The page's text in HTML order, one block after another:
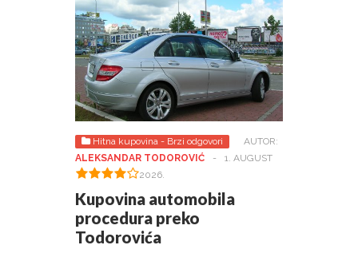
Hitna kupovina - Brzi odgovori
AUTOR:
ALEKSANDAR TODOROVIĆ
-
1. AUGUST
2026.
Kupovina automobila
procedura preko
Todorovića